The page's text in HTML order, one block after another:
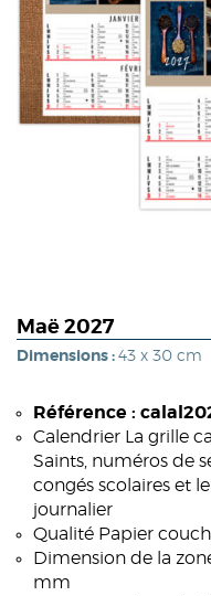
Maë 2027
Dimensions : 43 x 30 cm
Référence :
Calendrier La grille
Saints, numéros de
congés scolaires et
journalier
Qualité Papier
Dimension de la
mm